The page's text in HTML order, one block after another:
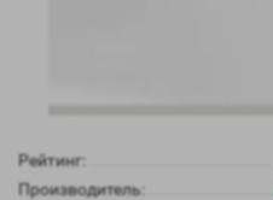
Рейтинг:
Производитель: